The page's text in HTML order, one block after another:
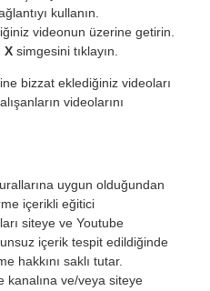
kullanın.
videonun üzerine getirin.
Xsimgesini tıklayın.
bizzat eklediğiniz videoları
videolarını
uygun olduğundan
içerikli eğitici
siteye ve Youtube
içerik tespit edildiğinde
hakkını saklı tutar.
kanalına ve/veya siteye